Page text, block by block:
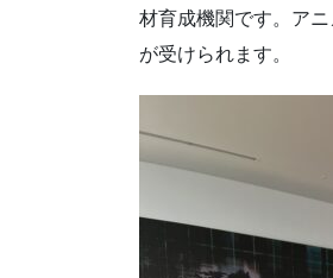
材育成機関です。ア
が受けられます。